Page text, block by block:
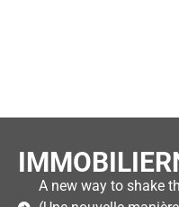
A new way to shake